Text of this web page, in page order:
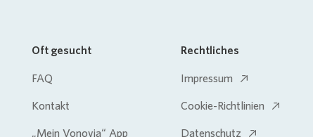
Oft gesucht
FAQ
Kontakt
„Mein Vonovia“ App
Rechtliches
Impressum
Cookie-Richtlinien
Datenschutz